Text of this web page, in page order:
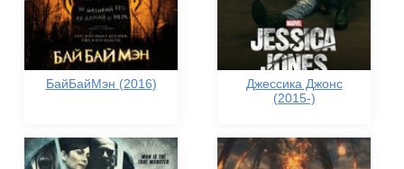
БайБайМэн (2016)
Джессика Джонс
(2015-)